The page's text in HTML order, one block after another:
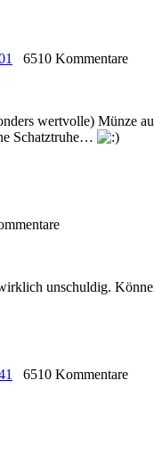
6510 Kommentare
wertvolle) Münze
Schatztruhe…
unschuldig.
6510 Kommentare